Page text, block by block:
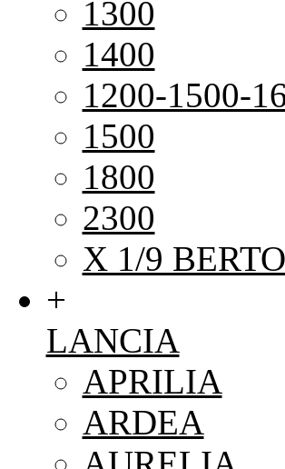
1300
1400
1200-1500-
1500
1800
2300
X 1/9
+
LANCIA
APRILIA
ARDEA